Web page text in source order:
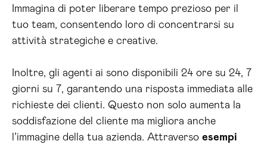
Immagina di poter liberare tempo prezioso per il
tuo team, consentendo loro di concentrarsi su
attività strategiche e creative.
Inoltre, gli agenti ai sono disponibili 24 ore su 24, 7
giorni su 7, garantendo una risposta immediata alle
richieste dei clienti. Questo non solo aumenta la
soddisfazione del cliente ma migliora anche
l’immagine della tua azienda. Attraverso esempi